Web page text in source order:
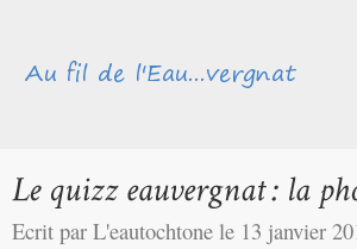
Ecrit par L'eautochtone le 13 janvier